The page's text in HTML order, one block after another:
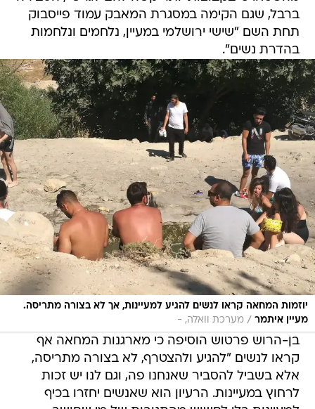
ברבל, שגם הקימה במסגרת המאבק עמוד פייסבוק
תחת השם "שישי ירושלמי במעיין, נלחמים ונלחמות
בהדרת נשים".
יוזמות המחאה קראו לנשים להגיע למעיינות, אך לא בצורה מתריסה.
מעיין איתמר / מערכת וואלה, -
בן-הרוש פרטוש הוסיפה כי מארגנות המחאה אף
קראו לנשים "להגיע ולהצטרף, לא בצורה מתריסה,
אלא בשביל להסביר שאנחנו פה, וגם לנו יש זכות
לרחוץ במעיינות. הרעיון הוא שאנשים יחזרו בכיף